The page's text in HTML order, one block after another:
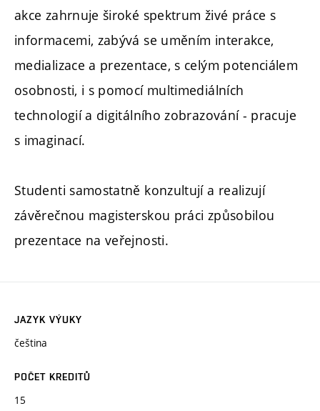
akce zahrnuje široké spektrum živé práce s
informacemi, zabývá se uměním interakce,
medializace a prezentace, s celým potenciálem
osobnosti, i s pomocí multimediálních
technologií a digitálního zobrazování - pracuje
s imaginací.
Studenti samostatně konzultují a realizují
závěrečnou magisterskou práci způsobilou
prezentace na veřejnosti.
JAZYK VÝUKY
čeština
POČET KREDITŮ
15